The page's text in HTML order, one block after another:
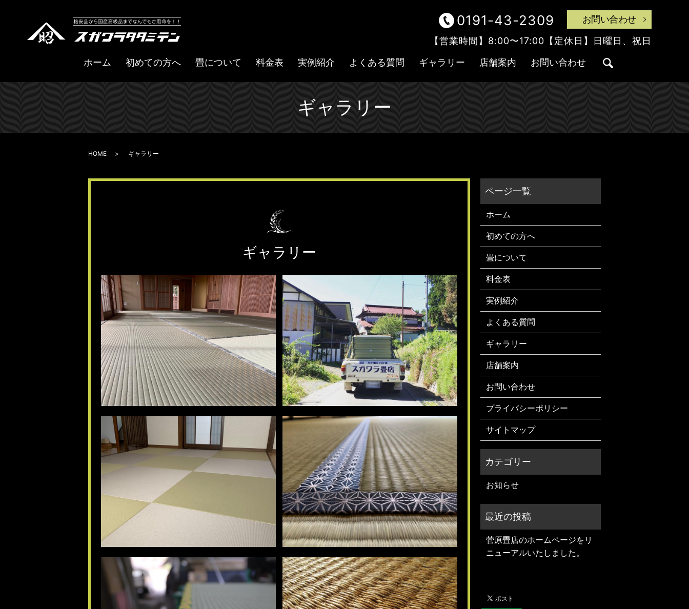
0191-43-2309
お問い合わせ
【営業時間】8:00〜17:00【定休日】日曜日、祝日
ホーム 初めての方へ 畳について 料金表 実例紹介 よくある質問 ギャラリー 店舗案内 お問い合わせ
ギャラリー
HOME ギャラリー
ギャラリー
ホーム
初めての方へ
畳について
料金表
実例紹介
よくある質問
ギャラリー
店舗案内
お問い合わせ
プライバシーポリシー
サイトマップ
お知らせ
菅原畳店のホームページをリ
ニューアルいたしました。